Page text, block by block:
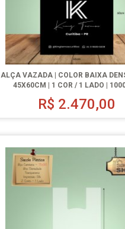
ALÇA VAZADA | COLOR BAIXA
45X60CM | 1 COR / 1 LADO |
R$ 2.470,00